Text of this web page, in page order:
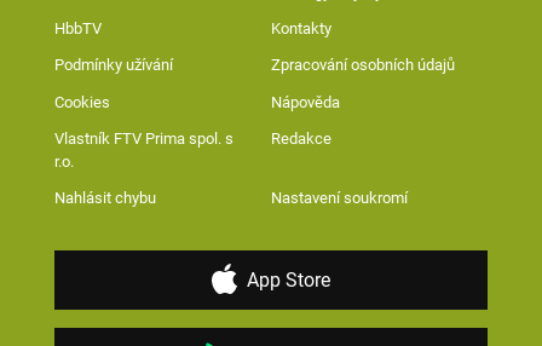
HbbTV Kontakty
Podmínky užívání Zpracování osobních údajů
Cookies Nápověda
Vlastník FTV Prima spol. s
r.o.
Redakce
Nahlásit chybu Nastavení soukromí
App Store